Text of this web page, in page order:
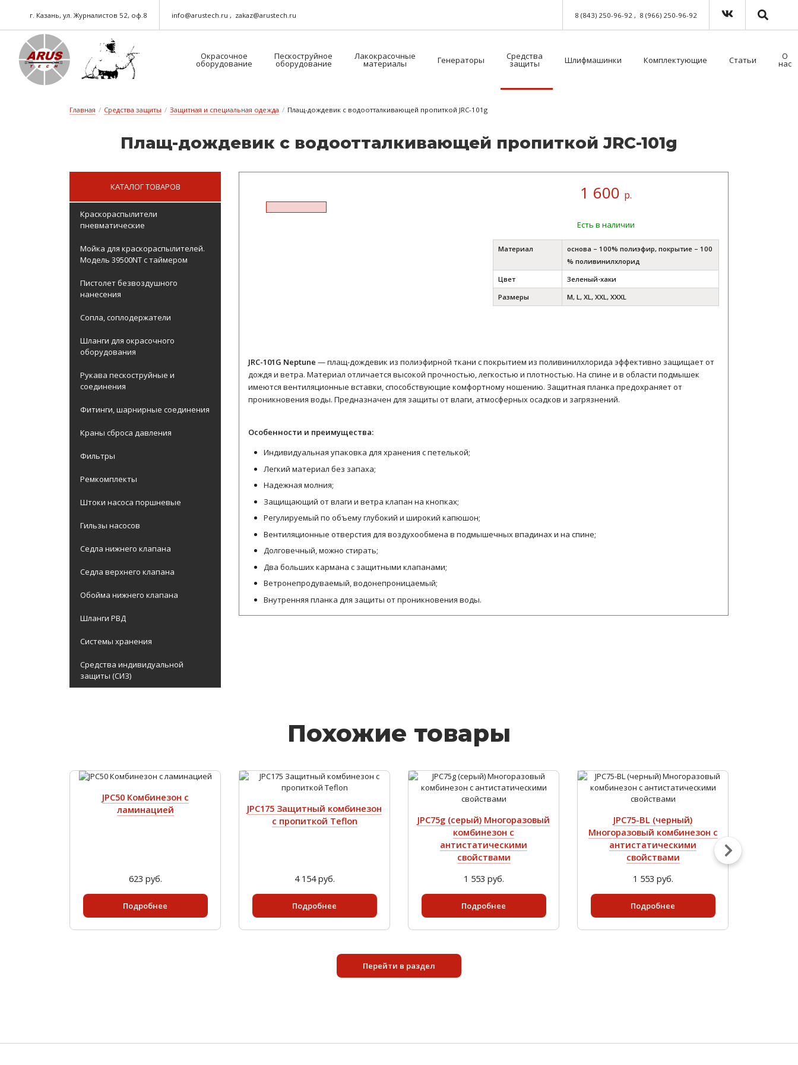
г. Казань, ул. Журналистов 52, оф.8 info@arustech.ru zakaz@arustech.ru 8 (843) 250-96-92 8 (966) 250-96-92
Окрасочное
оборудование
Пескоструйное
оборудование
Лакокрасочные
материалы Генераторы Средства
защиты Шлифмашинки Комплектующие Статьи О
нас
Главная / Средства защиты / Защитная и специальная одежда / Плащ-дождевик с водоотталкивающей пропиткой JRC-101g
Плащ-дож­де­вик с во­до­от­талки­ва­ю­щей про­пит­кой JRC-101g
КАТАЛОГ ТОВАРОВ
Краскораспылители
пневматические
Мойка для краскораспылителей.
Модель 39500NT с таймером
Пистолет безвоздушного
нанесения
Сопла, соплодержатели
Шланги для окрасочного
оборудования
Рукава пескоструйные и
соединения
Фитинги, шарнирные соединения
Краны сброса давления
Фильтры
Ремкомплекты
Штоки насоса поршневые
Гильзы насосов
Седла нижнего клапана
Седла верхнего клапана
Обойма нижнего клапана
Шланги РВД
Системы хранения
Средства индивидуальной
защиты (СИЗ)
1 600 р.
Есть в наличии
Материал
основа – 100% полиэфир, покрытие – 100
% поливинилхлорид
Цвет
Зеленый-хаки
Размеры
M, L, XL, XXL, XXXL
JRC-101G Neptune — плащ-дождевик из полиэфирной ткани с покрытием из поливинилхлорида эффективно защищает от
дождя и ветра. Материал отличается высокой прочностью, легкостью и плотностью. На спине и в области подмышек
имеются вентиляционные вставки, способствующие комфортному ношению. Защитная планка предохраняет от
проникновения воды. Предназначен для защиты от влаги, атмосферных осадков и загрязнений.
Особенности и преимущества:
Индивидуальная упаковка для хранения с петелькой;
Легкий материал без запаха;
Надежная молния;
Защищающий от влаги и ветра клапан на кнопках;
Регулируемый по объему глубокий и широкий капюшон;
Вентиляционные отверстия для воздухообмена в подмышечных впадинах и на спине;
Долговечный, можно стирать;
Два больших кармана с защитными клапанами;
Ветронепродуваемый, водонепроницаемый;
Внутренняя планка для защиты от проникновения воды.
Похожие товары
JPC50 Комбинезон с
ламинацией
623 руб.
Подробнее
JPC175 Защитный комбинезон
с пропиткой Teflon
4 154 руб.
Подробнее
JPC75g (серый) Многоразовый
комбинезон с
антистатическими
свойствами
1 553 руб.
Подробнее
JPC75-BL (черный)
Многоразовый комбинезон с
антистатическими
свойствами
1 553 руб.
Подробнее
Перейти в раздел